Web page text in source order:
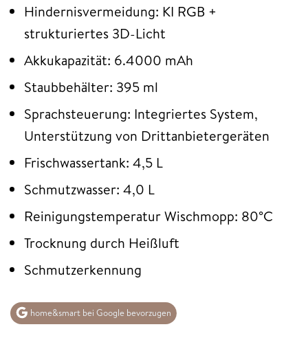
Hindernisvermeidung: KI RGB +
strukturiertes 3D-Licht
Akkukapazität: 6.4000 mAh
Staubbehälter: 395 ml
Sprachsteuerung: Integriertes System,
Unterstützung von Drittanbietergeräten
Frischwassertank: 4,5 L
Schmutzwasser: 4,0 L
Reinigungstemperatur Wischmopp: 80°C
Trocknung durch Heißluft
Schmutzerkennung
home&smart bei Google bevorzugen